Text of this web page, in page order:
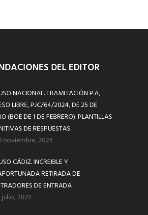
DEL EDITOR
NACIONAL. TRAMITACIÓN P.A,
LIBRE, PJC/64/2024, DE 25 DE
(BOE DE 1 DE FEBRERO). PLANTILLAS
DE RESPUESTAS.
noviembre, 2024
CÁDIZ. INCREIBLE Y
RETIRADA DE
DE ENTRADA
julio, 2022